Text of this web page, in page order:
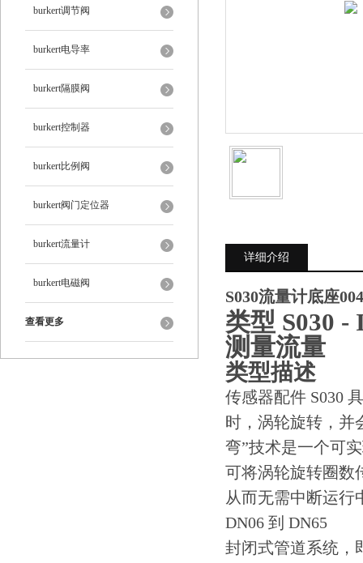
burkert调节阀
burkert电导率
burkert隔膜阀
burkert控制器
burkert比例阀
burkert阀门定位器
burkert流量计
burkert电磁阀
查看更多
详细介绍
S030流量计底座
类型 S030
测量流量
类型描述
传感器配件 S030
时，涡轮旋转，并
弯”技术是一个可
可将涡轮旋转圈数
从而无需中断运行
DN06 到 DN65
封闭式管道系统，